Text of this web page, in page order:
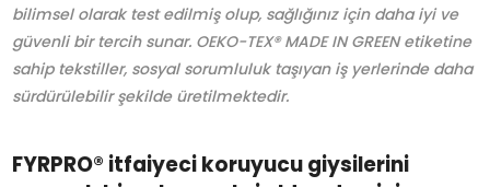
bilimsel olarak test edilmiş olup, sağlığınız için daha iyi ve
güvenli bir tercih sunar. OEKO-TEX® MADE IN GREEN etiketine
sahip tekstiller, sosyal sorumluluk taşıyan iş yerlerinde daha
sürdürülebilir şekilde üretilmektedir.
FYRPRO® itfaiyeci koruyucu giysilerini